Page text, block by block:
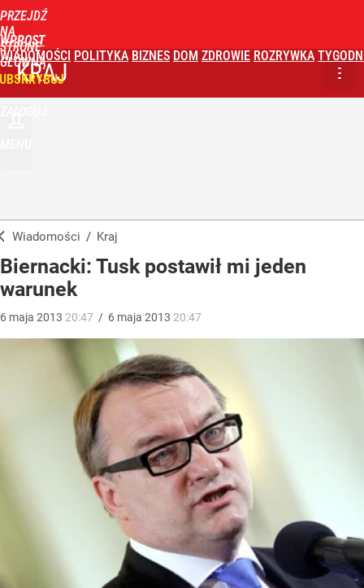
PRZEJDŹ
NA
STRONĘ
GŁÓWNĄ
WPROST
WIADOMOŚCI POLITYKA BIZNES DOM ZDROWIE ROZRYWKA
KRAJ
Wiadomości / Kraj
Biernacki: Tusk postawił mi jeden
warunek
6 maja 2013 20:47 / 6 maja 2013 20:47